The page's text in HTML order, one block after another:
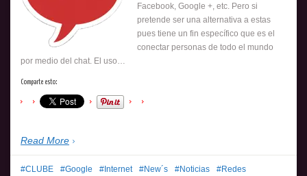
Facebook, Google +, etc. Pero si
pretende ser una alternativa a estas
pues tiene un fin específico que es el
conectar personas de todo el mundo
por medio del chat. El uso…
Comparte esto:
Read More
CLUBE Google Internet New´s Noticias
Redes